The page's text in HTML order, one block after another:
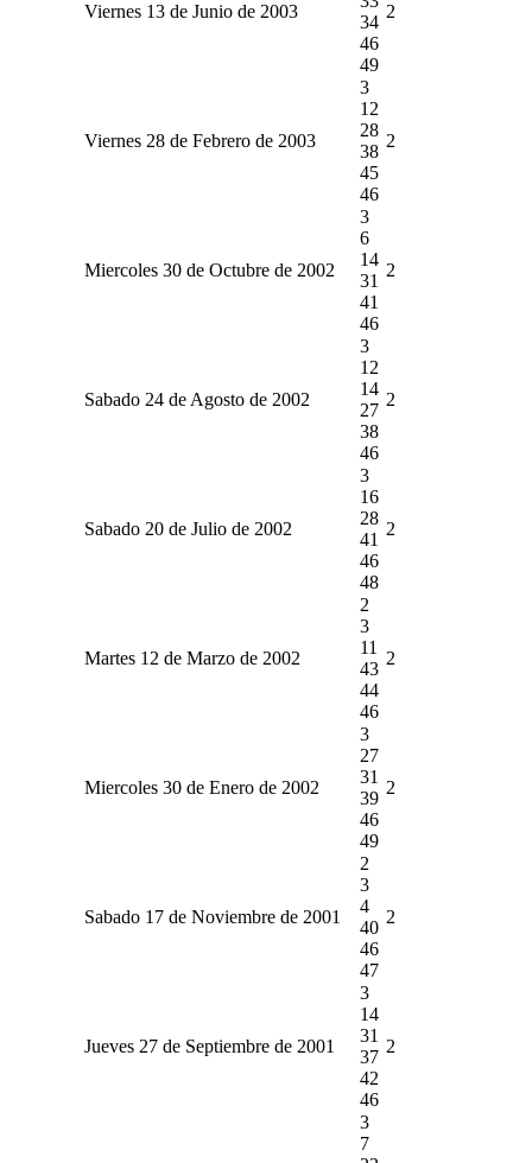
Viernes 13 de Junio de 2003
34
46
49
2
Viernes 28 de Febrero de 2003
3
12
28
38
45
46
2
Miercoles 30 de Octubre de 2002
3
6
14
31
41
46
2
Sabado 24 de Agosto de 2002
3
12
14
27
38
46
2
Sabado 20 de Julio de 2002
3
16
28
41
46
48
2
Martes 12 de Marzo de 2002
2
3
11
43
44
46
2
Miercoles 30 de Enero de 2002
3
27
31
39
46
49
2
Sabado 17 de Noviembre de 2001
2
3
4
40
46
47
2
Jueves 27 de Septiembre de 2001
3
14
31
37
42
46
2
3
7